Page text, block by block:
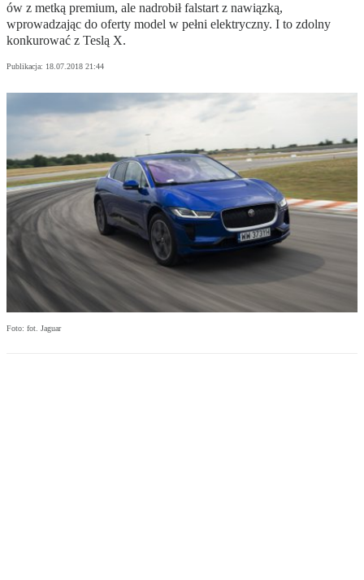
ów z metką premium, ale nadrobił falstart z nawiązką,
wprowadzając do oferty model w pełni elektryczny. I to zdolny
konkurować z Teslą X.
Publikacja: 18.07.2018 21:44
Foto: fot. Jaguar